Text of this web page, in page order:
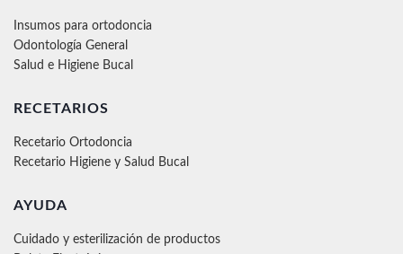
Insumos para ortodoncia
Odontología General
Salud e Higiene Bucal
RECETARIOS
Recetario Ortodoncia
Recetario Higiene y Salud Bucal
AYUDA
Cuidado y esterilización de productos